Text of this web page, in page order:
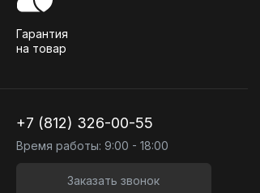
Гарантия
на товар
+7 (812) 326-00-55
Время работы: 9:00 - 18:00
Заказать звонок